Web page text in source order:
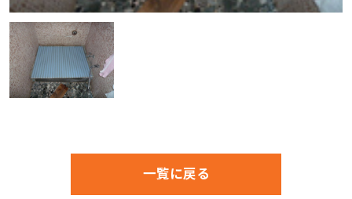
一覧に戻る